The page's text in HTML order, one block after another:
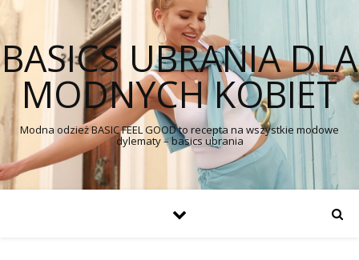
BASICS UBRANIA DLA
MODNYCH KOBIET
Modna odzież BASIC FEEL GOOD to recepta na wszystkie modowe
dylematy – basics ubrania